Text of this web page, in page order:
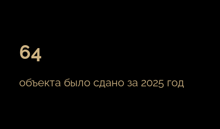
64
объекта было сдано за 2025 год